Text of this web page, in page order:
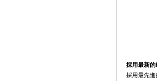
採用最新的
採用最先